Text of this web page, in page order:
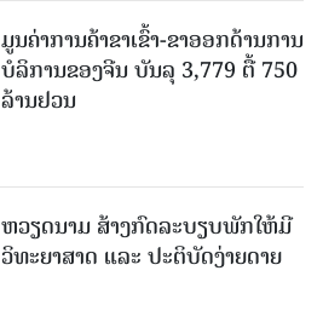
ມູນຄ່າການຄ້າຂາເຂົ້າ-ຂາອອກດ້ານການ
ບໍລິການຂອງຈີນ ບັນລຸ 3,779 ຕື້ 750
ລ້ານຢວນ
ຫວຽດນາມ ສ້າງກົດລະບຽບພັກໃຫ້ມີ
ວິທະຍາສາດ ແລະ ປະຕິບັດງ່າຍດາຍ